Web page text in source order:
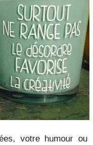
votre humour ou